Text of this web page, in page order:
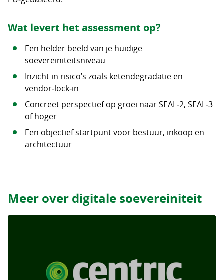
Wat levert het assessment op?
Een helder beeld van je huidige
soevereiniteitsniveau
Inzicht in risico’s zoals ketendegradatie en
vendor‑lock‑in
Concreet perspectief op groei naar SEAL‑2, SEAL‑3
of hoger
Een objectief startpunt voor bestuur, inkoop en
architectuur
Meer over digitale soevereiniteit